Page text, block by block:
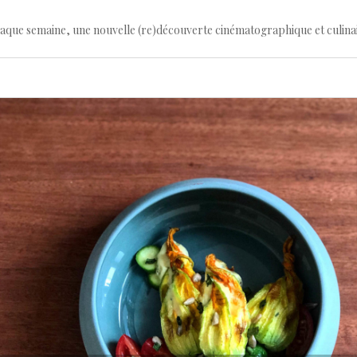
semaine, une nouvelle (re)découverte cinématographique et